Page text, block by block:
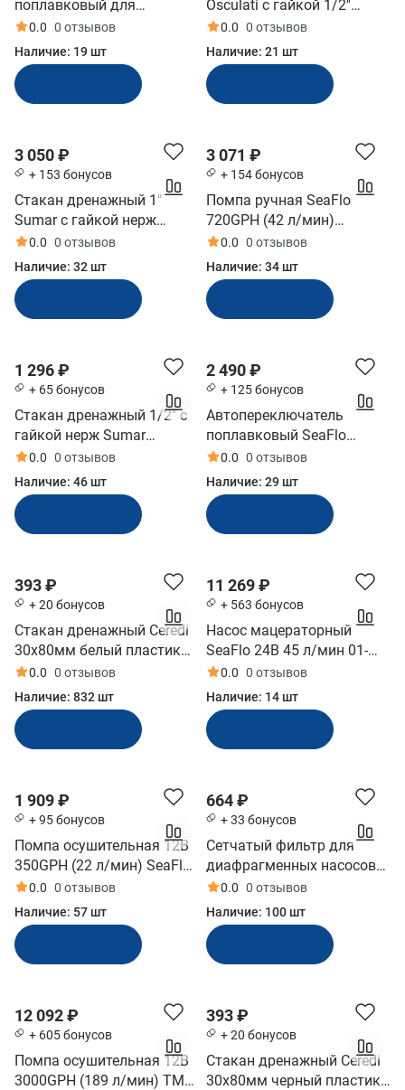
я
ж
и
д
о
т
е
й
ы
я
с
и
с
е
а
з
а
и
о
н
поплавковый для
трюмных помп TMC
12/24В бело-синий
(0812202)
0.0 0 отзывов
Наличие: 19 шт
Osculati с гайкой 1/2''
пластик (17.322.01)
0.0 0 отзывов
Наличие: 21 шт
3 050 ₽
+ 153 бонусов
Стакан дренажный 1"
Sumar с гайкой нерж
(52503)
0.0 0 отзывов
Наличие: 32 шт
3 071 ₽
+ 154 бонусов
Помпа ручная SeaFlo
720GPH (42 л/мин)
(SFDHA-G720-01)
0.0 0 отзывов
Наличие: 34 шт
1 296 ₽
+ 65 бонусов
Стакан дренажный 1/2'' с
гайкой нерж Sumar
(52501)
0.0 0 отзывов
Наличие: 46 шт
2 490 ₽
+ 125 бонусов
Автопереключатель
поплавковый SeaFlo
(SFBS-20-01)
0.0 0 отзывов
Наличие: 29 шт
393 ₽
+ 20 бонусов
Стакан дренажный Ceredi
30х80мм белый пластик
(6016_80W)
0.0 0 отзывов
Наличие: 832 шт
11 269 ₽
+ 563 бонусов
Насос мацераторный
SeaFlo 24В 45 л/мин 01-
Series (SFMP2-120-01)
0.0 0 отзывов
Наличие: 14 шт
1 909 ₽
+ 95 бонусов
Помпа осушительная 12В
350GPH (22 л/мин) SeaFlo
(SFBP1-G350-01)
0.0 0 отзывов
Наличие: 57 шт
664 ₽
+ 33 бонусов
Сетчатый фильтр для
диафрагменных насосов
SeaFlo 1/2"‑14 FNPT
(51S01)
0.0 0 отзывов
Наличие: 100 шт
12 092 ₽
+ 605 бонусов
Помпа осушительная 12В
3000GPH (189 л/мин) TMC
393 ₽
+ 20 бонусов
Стакан дренажный Ceredi
30х80мм черный пластик